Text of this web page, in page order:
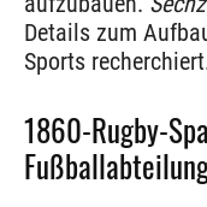
Details zum
Sports
1860-Rugby-